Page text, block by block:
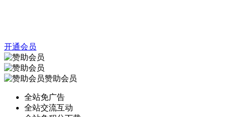
开通会员
赞助会员
全站免广告
全站交流互动